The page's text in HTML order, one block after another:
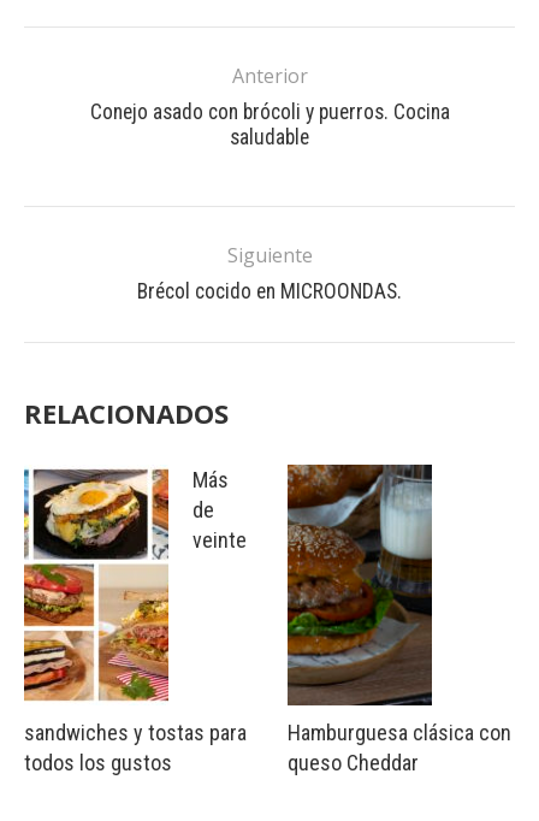
Anterior
Conejo asado con brócoli y puerros. Cocina
saludable
Siguiente
Brécol cocido en MICROONDAS.
RELACIONADOS
Más
de
veinte
sandwiches y tostas para
todos los gustos
Hamburguesa clásica con
queso Cheddar